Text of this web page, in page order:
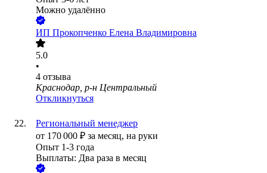
Можно удалённо
ИП Прокопченко Елена Владимировна
5.0
•
4 отзыва
Краснодар, р-н Центральный
Откликнуться
Региональный менеджер
от 170 000 ₽ за месяц, на руки
Опыт 1-3 года
Выплаты: Два раза в месяц